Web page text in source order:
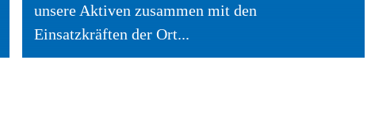
unsere Aktiven zusammen mit den
Einsatzkräften der Ort...